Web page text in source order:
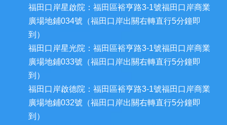
福田口岸星啟院：福田區裕亨路3-1號福田口岸商業
廣場地鋪034號（福田口岸出關右轉直行5分鐘即
到）
福田口岸星光院：福田區裕亨路3-1號福田口岸商業
廣場地鋪033號（福田口岸出關右轉直行5分鐘即
到）
福田口岸啟德院：福田區裕亨路3-1號福田口岸商業
廣場地鋪032號（福田口岸出關右轉直行5分鐘即
到）